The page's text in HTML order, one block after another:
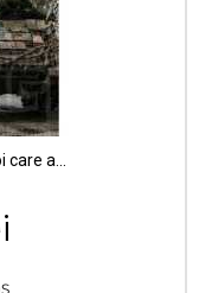
a...